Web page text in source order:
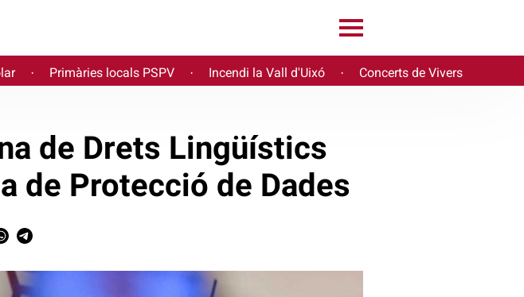
· Primàries locals PSPV · Incendi la Vall d'Uixó · Concerts de Vivers
de Drets Lingüístics
de Protecció de Dades